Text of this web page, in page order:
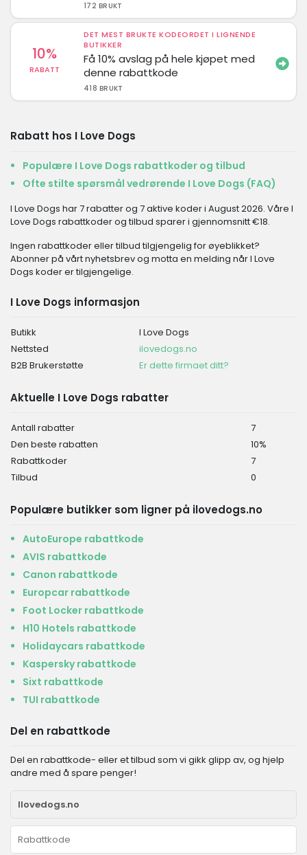
172 BRUKT
10%
RABATT
DET MEST BRUKTE KODEORDET I LIGNENDE
BUTIKKER
Få 10% avslag på hele kjøpet med
denne rabattkode
418 BRUKT
Rabatt hos I Love Dogs
Populære I Love Dogs rabattkoder og tilbud
Ofte stilte spørsmål vedrørende I Love Dogs (FAQ)
I Love Dogs har 7 rabatter og 7 aktive koder i August 2026. Våre I
Love Dogs rabattkoder og tilbud sparer i gjennomsnitt €18.
Ingen rabattkoder eller tilbud tilgjengelig for øyeblikket?
Abonner på vårt nyhetsbrev og motta en melding når I Love
Dogs koder er tilgjengelige.
I Love Dogs informasjon
Butikk
I Love Dogs
Nettsted
ilovedogs.no
B2B Brukerstøtte
Er dette firmaet ditt?
Aktuelle I Love Dogs rabatter
Antall rabatter
7
Den beste rabatten
10%
Rabattkoder
7
Tilbud
0
Populære butikker som ligner på ilovedogs.no
AutoEurope rabattkode
AVIS rabattkode
Canon rabattkode
Europcar rabattkode
Foot Locker rabattkode
H10 Hotels rabattkode
Holidaycars rabattkode
Kaspersky rabattkode
Sixt rabattkode
TUI rabattkode
Del en rabattkode
Del en rabattkode- eller et tilbud som vi gikk glipp av, og hjelp
andre med å spare penger!